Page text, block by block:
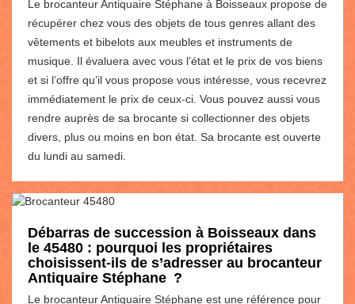
Le brocanteur Antiquaire Stéphane à Boisseaux propose de
récupérer chez vous des objets de tous genres allant des
vêtements et bibelots aux meubles et instruments de
musique. Il évaluera avec vous l’état et le prix de vos biens
et si l’offre qu’il vous propose vous intéresse, vous recevrez
immédiatement le prix de ceux-ci. Vous pouvez aussi vous
rendre auprès de sa brocante si collectionner des objets
divers, plus ou moins en bon état. Sa brocante est ouverte
du lundi au samedi.
Débarras de succession à Boisseaux dans
le 45480 : pourquoi les propriétaires
choisissent-ils de s’adresser au brocanteur
Antiquaire Stéphane ?
Le brocanteur Antiquaire Stéphane est une référence pour